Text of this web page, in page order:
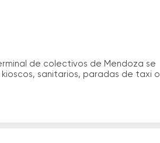
de colectivos de Mendoza se
sanitarios, paradas de taxi o